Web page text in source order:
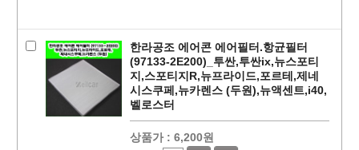
한라공조 에어콘 에어필터.항균필터
(97133-2E200)_투싼,투싼ix,뉴스포티
지,스포티지R,뉴프라이드,포르테,제네
시스쿠페,뉴카렌스 (두원),뉴액센트,i40,
벨로스터
상품가 : 6,200원